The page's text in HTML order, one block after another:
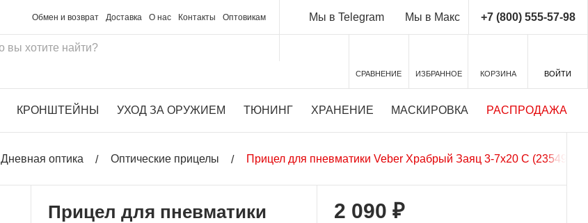
Обмен и возврат Доставка О нас Контакты Оптовикам Мы в Telegram Мы в Макс +7 (800) 555-57-98
СРАВНЕНИЕ ИЗБРАННОЕ КОРЗИНА ВОЙТИ
КРОНШТЕЙНЫ УХОД ЗА ОРУЖИЕМ ТЮНИНГ ХРАНЕНИЕ МАСКИРОВКА РАСПРОДАЖА
Дневная оптика Оптические прицелы Прицел для пневматики Veber Храбрый Заяц 3-7x20 C (23549)
Прицел для пневматики
2 090 ₽